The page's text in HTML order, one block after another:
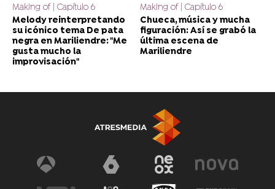
Making of | Capítulo 6
Melody reinterpretando
su icónico tema De pata
negra en Mariliendre: "Me
gusta mucho la
improvisación"
Making of | Capítulo 6
Chueca, música y mucha
figuración: Así se grabó la
última escena de
Mariliendre